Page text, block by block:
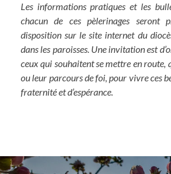
Les informations pratiques et les
chacun de ces pèlerinages seront
disposition sur le site internet du
dans les paroisses. Une invitation est
ceux qui souhaitent se mettre en route,
ou leur parcours de foi, pour vivre ces
fraternité et d’espérance.